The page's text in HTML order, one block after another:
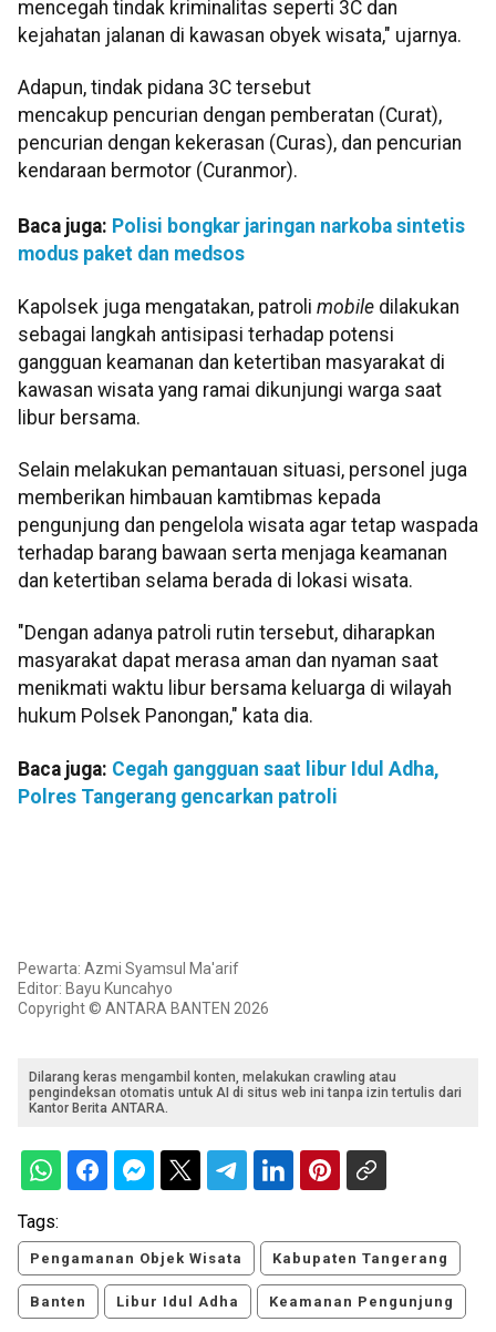
mencegah tindak kriminalitas seperti 3C dan
kejahatan jalanan di kawasan obyek wisata," ujarnya.
Adapun, tindak pidana 3C tersebut
mencakup pencurian dengan pemberatan (Curat),
pencurian dengan kekerasan (Curas), dan pencurian
kendaraan bermotor (Curanmor).
Baca juga: Polisi bongkar jaringan narkoba sintetis
modus paket dan medsos
Kapolsek juga mengatakan, patroli mobile dilakukan
sebagai langkah antisipasi terhadap potensi
gangguan keamanan dan ketertiban masyarakat di
kawasan wisata yang ramai dikunjungi warga saat
libur bersama.
Selain melakukan pemantauan situasi, personel juga
memberikan himbauan kamtibmas kepada
pengunjung dan pengelola wisata agar tetap waspada
terhadap barang bawaan serta menjaga keamanan
dan ketertiban selama berada di lokasi wisata.
"Dengan adanya patroli rutin tersebut, diharapkan
masyarakat dapat merasa aman dan nyaman saat
menikmati waktu libur bersama keluarga di wilayah
hukum Polsek Panongan," kata dia.
Baca juga: Cegah gangguan saat libur Idul Adha,
Polres Tangerang gencarkan patroli
Pewarta: Azmi Syamsul Ma'arif
Editor: Bayu Kuncahyo
Copyright © ANTARA BANTEN 2026
Dilarang keras mengambil konten, melakukan crawling atau
pengindeksan otomatis untuk AI di situs web ini tanpa izin tertulis dari
Kantor Berita ANTARA.
Tags:
Pengamanan Objek Wisata Kabupaten Tangerang
Banten Libur Idul Adha Keamanan Pengunjung